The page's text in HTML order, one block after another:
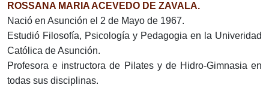
ROSSANA MARIA ACEVEDO DE ZAVALA.
Nació en Asunción el 2 de Mayo de 1967.
Estudió Filosofía, Psicología y Pedagogia en la Univeridad
Católica de Asunción.
Profesora e instructora de Pilates y de Hidro-Gimnasia en
todas sus disciplinas.